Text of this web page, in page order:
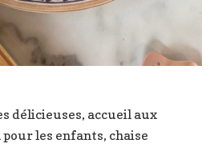
délicieuses, accueil aux
les enfants, chaise